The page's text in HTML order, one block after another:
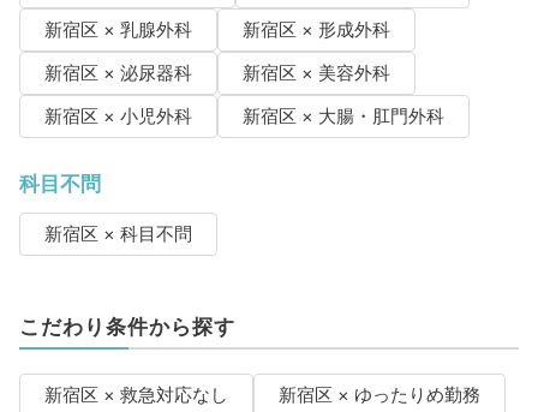
新宿区 × 乳腺外科
新宿区 × 形成外科
新宿区 × 泌尿器科
新宿区 × 美容外科
新宿区 × 小児外科
新宿区 × 大腸・肛門外科
科目不問
新宿区 × 科目不問
こだわり条件から探す
新宿区 × 救急対応なし
新宿区 × ゆったりめ勤務